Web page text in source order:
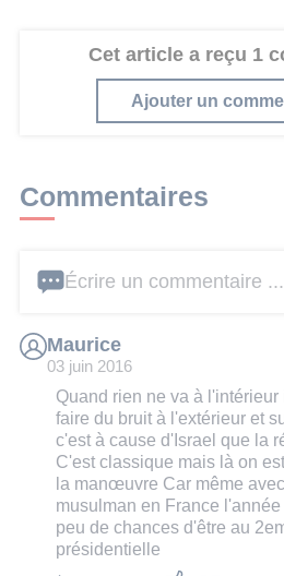
Cet article a reçu 1
Ajouter un
Commentaires
Écrire un commentaire ...
Maurice
03 juin 2016
Quand rien ne va à
faire du bruit à l'extérieur et
c'est à cause d'Israel que la
C'est classique mais là on
la manœuvre Car même
musulman en France
peu de chances d'être au
présidentielle